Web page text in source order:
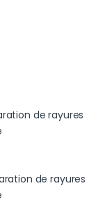
de rayures
de rayures